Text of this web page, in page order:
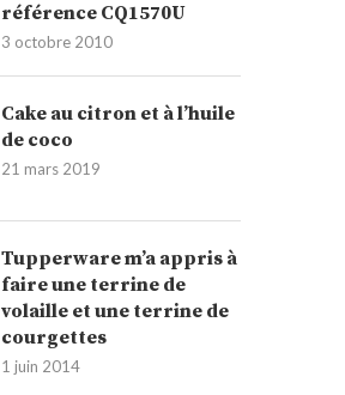
référence CQ1570U
3 octobre 2010
Cake au citron et à l’huile
de coco
21 mars 2019
Tupperware m’a appris à
faire une terrine de
volaille et une terrine de
courgettes
1 juin 2014